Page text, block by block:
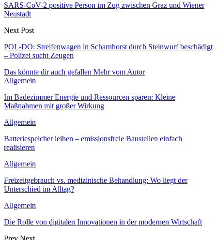
SARS-CoV-2 positive Person im Zug zwischen Graz und Wiener
Neustadt
Next Post
POL-DO: Streifenwagen in Scharnhorst durch Steinwurf beschädigt
– Polizei sucht Zeugen
Das könnte dir auch gefallen Mehr vom Autor
Allgemein
Im Badezimmer Energie und Ressourcen sparen: Kleine
Maßnahmen mit großer Wirkung
Allgemein
Batteriespeicher leihen – emissionsfreie Baustellen einfach
realisieren
Allgemein
Freizeitgebrauch vs. medizinische Behandlung: Wo liegt der
Unterschied im Alltag?
Allgemein
Die Rolle von digitalen Innovationen in der modernen Wirtschaft
Prev Next